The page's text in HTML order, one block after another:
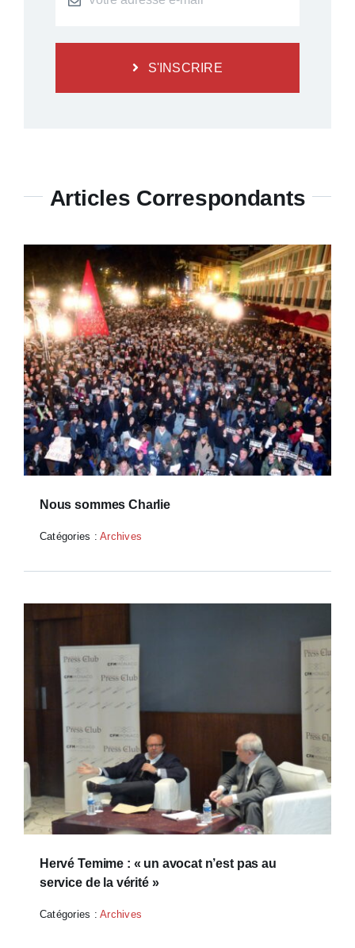
S'INSCRIRE
Articles Correspondants
Nous sommes Charlie
Catégories :Archives
Hervé Temime : « un avocat n’est pas au
service de la vérité »
Catégories :Archives